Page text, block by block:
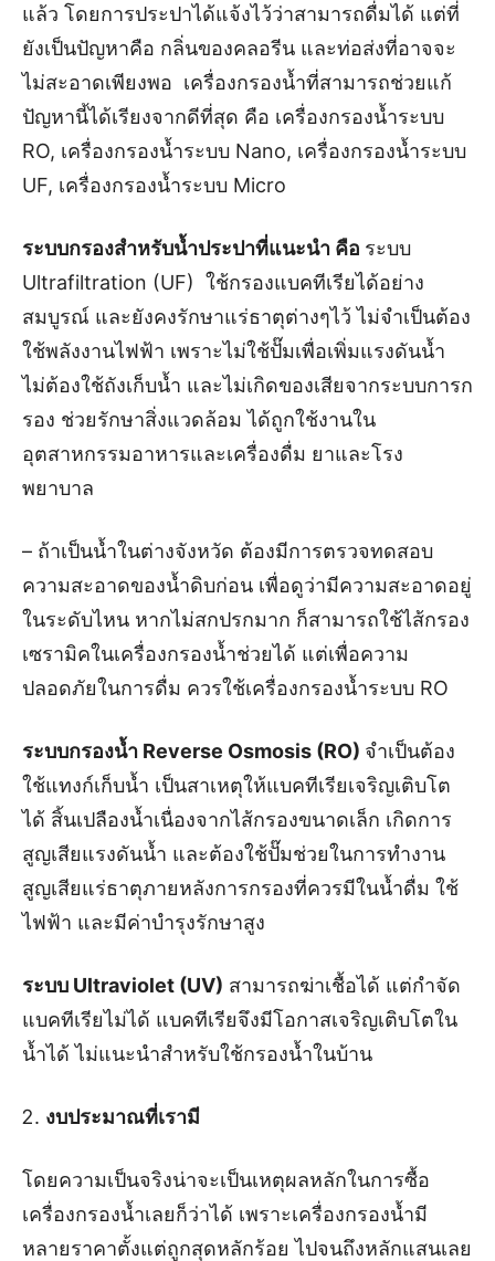
แล้ว โดยการประปาได้แจ้งไว้ว่าสามารถดื่มได้ แต่ที่
ยังเป็นปัญหาคือ กลิ่นของคลอรีน และท่อส่งที่อาจจะ
ไม่สะอาดเพียงพอ เครื่องกรองน้ำที่สามารถช่วยแก้
ปัญหานี้ได้เรียงจากดีที่สุด คือ เครื่องกรองน้ำระบบ
RO, เครื่องกรองน้ำระบบ Nano, เครื่องกรองน้ำระบบ
UF, เครื่องกรองน้ำระบบ Micro
ระบบกรองสำหรับน้ำประปาที่แนะนำ คือ ระบบ
Ultrafiltration (UF) ใช้กรองแบคทีเรียได้อย่าง
สมบูรณ์ และยังคงรักษาแร่ธาตุต่างๆไว้ ไม่จำเป็นต้อง
ใช้พลังงานไฟฟ้า เพราะไม่ใช้ปั๊มเพื่อเพิ่มแรงดันน้ำ
ไม่ต้องใช้ถังเก็บน้ำ และไม่เกิดของเสียจากระบบการก
รอง ช่วยรักษาสิ่งแวดล้อม ได้ถูกใช้งานใน
อุตสาหกรรมอาหารและเครื่องดื่ม ยาและโรง
พยาบาล
– ถ้าเป็นน้ำในต่างจังหวัด ต้องมีการตรวจทดสอบ
ความสะอาดของน้ำดิบก่อน เพื่อดูว่ามีความสะอาดอยู่
ในระดับไหน หากไม่สกปรกมาก ก็สามารถใช้ไส้กรอง
เซรามิคในเครื่องกรองน้ำช่วยได้ แต่เพื่อความ
ปลอดภัยในการดื่ม ควรใช้เครื่องกรองน้ำระบบ RO
ระบบกรองน้ำ Reverse Osmosis (RO) จำเป็นต้อง
ใช้แทงก์เก็บน้ำ เป็นสาเหตุให้แบคทีเรียเจริญเติบโต
ได้ สิ้นเปลืองน้ำเนื่องจากไส้กรองขนาดเล็ก เกิดการ
สูญเสียแรงดันน้ำ และต้องใช้ปั๊มช่วยในการทำงาน
สูญเสียแร่ธาตุภายหลังการกรองที่ควรมีในน้ำดื่ม ใช้
ไฟฟ้า และมีค่าบำรุงรักษาสูง
ระบบ Ultraviolet (UV) สามารถฆ่าเชื้อได้ แต่กำจัด
แบคทีเรียไม่ได้ แบคทีเรียจึงมีโอกาสเจริญเติบโตใน
น้ำได้ ไม่แนะนำสำหรับใช้กรองน้ำในบ้าน
งบประมาณที่เรามี
โดยความเป็นจริงน่าจะเป็นเหตุผลหลักในการซื้อ
เครื่องกรองน้ำเลยก็ว่าได้ เพราะเครื่องกรองน้ำมี
หลายราคาตั้งแต่ถูกสุดหลักร้อย ไปจนถึงหลักแสนเลย